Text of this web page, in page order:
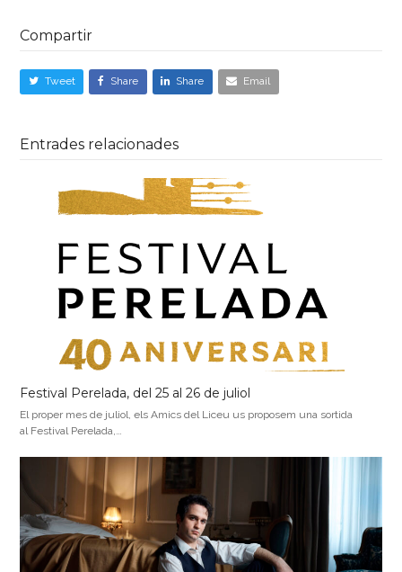
Compartir
Tweet Share Share Email
Entrades relacionades
Festival Perelada, del 25 al 26 de juliol
El proper mes de juliol, els Amics del Liceu us proposem una sortida
al Festival Perelada,…